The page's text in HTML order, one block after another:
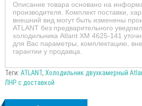
Описание товара основано на
производителя. Комплект поставки,
внешний вид могут быть изменены
ATLANT без предварительного
холодильника Atlant ХМ 4625-141
для Вас параметры, комплектацию,
гарантии у продавца.
Теги: ATLANT, Холодильник двухкамерный
ЛНР с доставкой